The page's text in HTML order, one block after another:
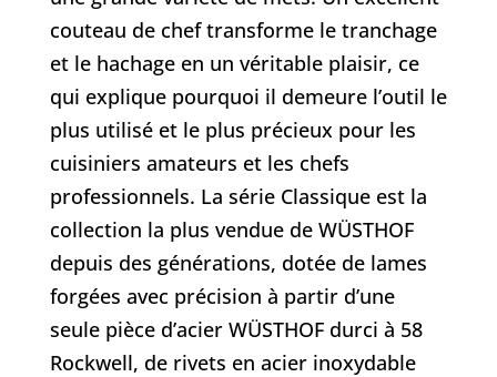
couteau de chef transforme le tranchage
et le hachage en un véritable plaisir, ce
qui explique pourquoi il demeure l’outil le
plus utilisé et le plus précieux pour les
cuisiniers amateurs et les chefs
professionnels. La série Classique est la
collection la plus vendue de WÜSTHOF
depuis des générations, dotée de lames
forgées avec précision à partir d’une
seule pièce d’acier WÜSTHOF durci à 58
Rockwell, de rivets en acier inoxydable